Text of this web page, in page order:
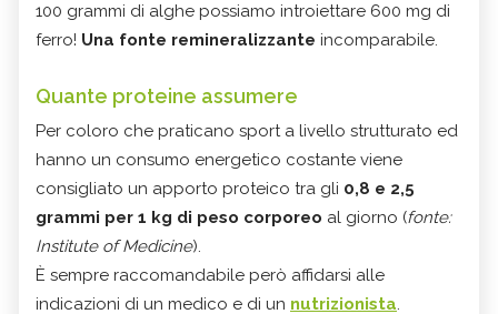
100 grammi di alghe possiamo introiettare 600 mg di
ferro! Una fonte remineralizzante incomparabile.
Quante proteine assumere
Per coloro che praticano sport a livello strutturato ed
hanno un consumo energetico costante viene
consigliato un apporto proteico tra gli 0,8 e 2,5
grammi per 1 kg di peso corporeo al giorno (fonte:
Institute of Medicine).
È sempre raccomandabile però affidarsi alle
indicazioni di un medico e di un nutrizionista.